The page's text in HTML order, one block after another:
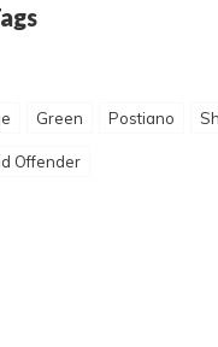
Green Postiano
Offender